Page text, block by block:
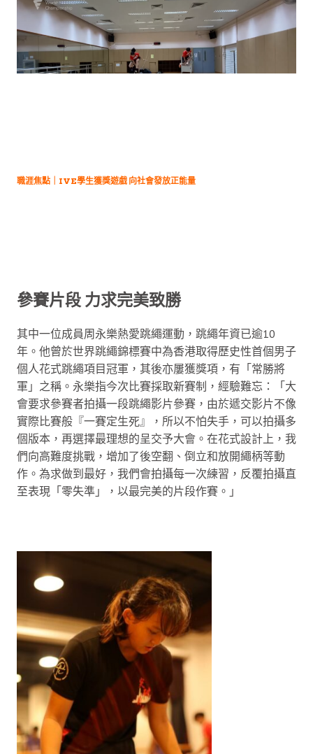
職涯焦點｜IVE學生獲獎遊戲 向社會發放正能量
參賽片段 力求完美致勝
其中一位成員周永樂熱愛跳繩運動，跳繩年資已逾10
年。他曾於世界跳繩錦標賽中為香港取得歷史性首個男子
個人花式跳繩項目冠軍，其後亦屢獲獎項，有「常勝將
軍」之稱。永樂指今次比賽採取新賽制，經驗難忘：「大
會要求參賽者拍攝一段跳繩影片參賽，由於遞交影片不像
實際比賽般『一賽定生死』，所以不怕失手，可以拍攝多
個版本，再選擇最理想的呈交予大會。在花式設計上，我
們向高難度挑戰，增加了後空翻、倒立和放開繩柄等動
作。為求做到最好，我們會拍攝每一次練習，反覆拍攝直
至表現「零失準」，以最完美的片段作賽。」